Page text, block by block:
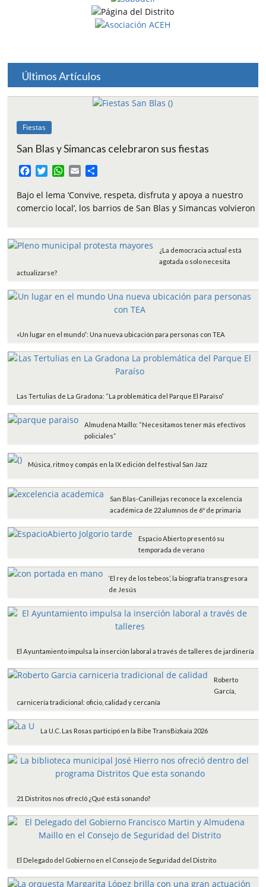
Últimos Artículos
Fiestas
San Blas y Simancas celebraron sus fiestas
c
e
o
i
t
r
W
a
t
p
p
a
i
m
p
t
Bajo el lema ‘Convive, respeta, disfruta y apoya a nuestro
comercio local’, los barrios de San Blas y Simancas volvieron
¿La democracia actual está
agotada o solo necesita
actualizarse?
«Un lugar en el mundo”: Una nueva ubicación para personas con TEA
Las Tertulias de La Gradona: “La problemática del Parque El Paraíso”
Almudena Maíllo: “Necesitamos tener más efectivos
policiales”
Música, ritmo y compás en la IX edición del festival San Jazz
San Blas-Canillejas reconoce la excelencia
académica de 22 alumnos de 6º de primaria
Espacio Abierto presentó su
temporada de verano
‘El rey de los tebeos’, la biografía transgresora
de Jesús
El Ayuntamiento impulsa la inserción laboral a través de talleres de jardinería
Roberto
García,
carnicería tradicional: oficio, calidad y cercanía
La U.C. Las Rosas participó en la Bibe TransBizkaia 2026
21 Distritos nos ofrecIó ¿Qué está sonando?
El Delegado del Gobierno en el Consejo de Seguridad del Distrito